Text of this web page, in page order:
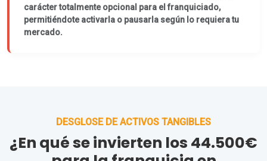
carácter totalmente opcional para el franquiciado,
permitiéndote activarla o pausarla según lo requiera tu
mercado.
DESGLOSE DE ACTIVOS TANGIBLES
¿En qué se invierten los 44.500€